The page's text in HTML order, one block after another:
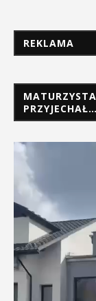
REKLAMA
Odtwarzacz